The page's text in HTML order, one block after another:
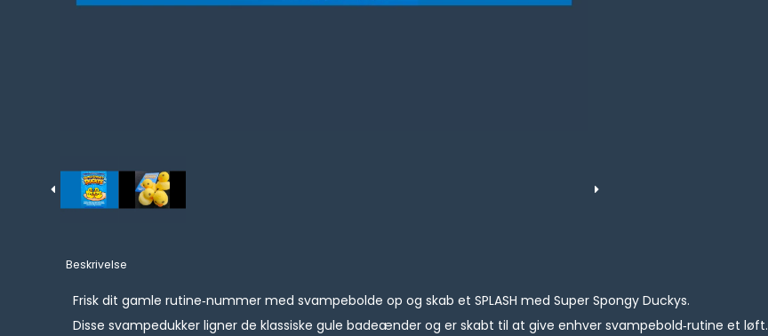
Beskrivelse
Frisk dit gamle rutine‑nummer med svampebolde op og skab et SPLASH med Super Spongy Duckys.
Disse svampedukker ligner de klassiske gule badeænder og er skabt til at give enhver svampebold‑rutine et løft.